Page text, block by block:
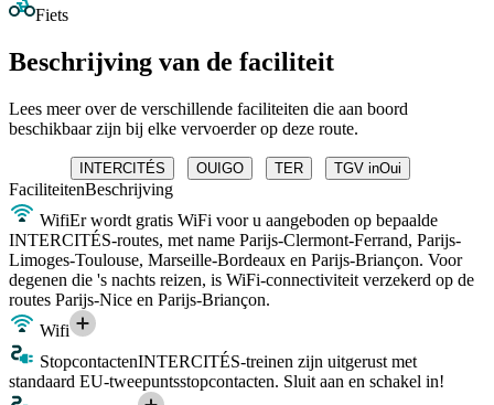
Fiets
Beschrijving van de faciliteit
Lees meer over de verschillende faciliteiten die aan boord
beschikbaar zijn bij elke vervoerder op deze route.
INTERCITÉS OUIGO TER TGV inOui
FaciliteitenBeschrijving
WifiEr wordt gratis WiFi voor u aangeboden op bepaalde
INTERCITÉS-routes, met name Parijs-Clermont-Ferrand, Parijs-
Limoges-Toulouse, Marseille-Bordeaux en Parijs-Briançon. Voor
degenen die 's nachts reizen, is WiFi-connectiviteit verzekerd op de
routes Parijs-Nice en Parijs-Briançon.
Wifi
StopcontactenINTERCITÉS-treinen zijn uitgerust met
standaard EU-tweepuntsstopcontacten. Sluit aan en schakel in!